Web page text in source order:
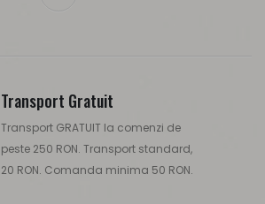
Transport Gratuit
Transport GRATUIT la comenzi de
peste 250 RON. Transport standard,
20 RON. Comanda minima 50 RON.